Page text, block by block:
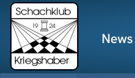
Zum
Inhalt
springen
News